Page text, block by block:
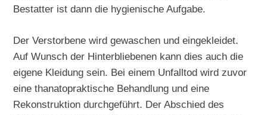
Bestatter ist dann die hygienische Aufgabe.
Der Verstorbene wird gewaschen und eingekleidet.
Auf Wunsch der Hinterbliebenen kann dies auch die
eigene Kleidung sein. Bei einem Unfalltod wird zuvor
eine thanatopraktische Behandlung und eine
Rekonstruktion durchgeführt. Der Abschied des